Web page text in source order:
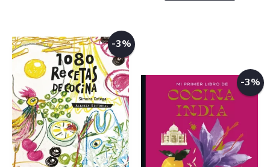
-3%
-3%